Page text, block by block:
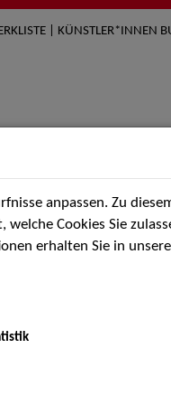
| KÜNSTLER*INNEN
uns Aktuelles
anpassen. Zu
Cookies Sie
erhalten Sie in